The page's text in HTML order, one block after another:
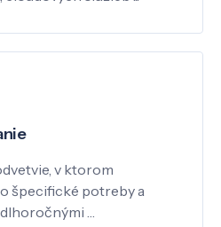
v ktorom
špecifické potreby a
…